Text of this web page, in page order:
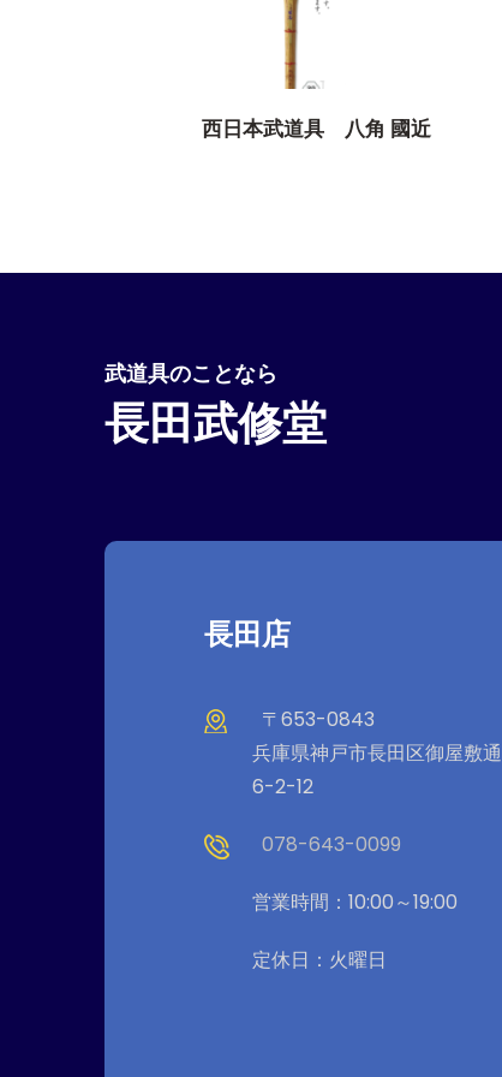
西日本武道具 八角 國近
武道具のことなら
長田武修堂
長田店
〒653-0843
兵庫県神戸市長田区御屋敷通
6-2-12
078-643-0099
営業時間：10:00～19:00
定休日：火曜日